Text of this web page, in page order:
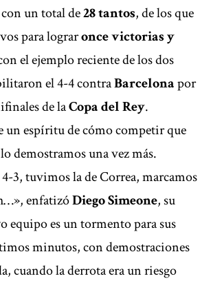
un total de28 tantos, de los que
para lograronce victorias y
el ejemplo reciente de los dos
el 4-4 contraBarcelonapor
de laCopa del Rey.
un espíritu de cómo competir que
demostramos una vez más.
3, tuvimos la de Correa, marcamos
enfatizóDiego Simeone, su
equipo es un tormento para sus
minutos, con demostraciones
cuando la derrota era un riesgo